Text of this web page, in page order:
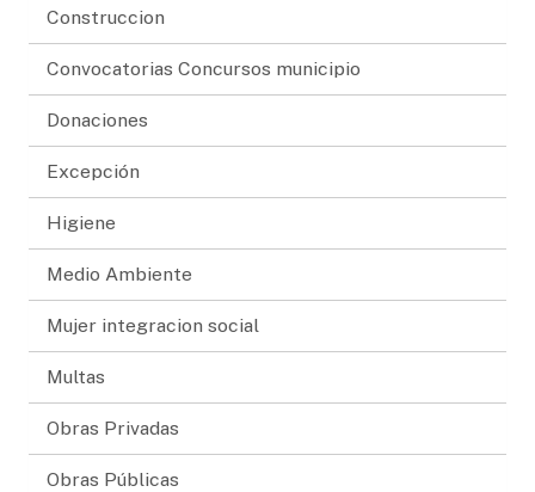
Construccion
Convocatorias Concursos municipio
Donaciones
Excepción
Higiene
Medio Ambiente
Mujer integracion social
Multas
Obras Privadas
Obras Públicas